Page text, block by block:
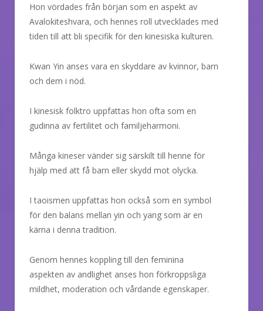
Hon vördades från början som en aspekt av
Avalokiteshvara, och hennes roll utvecklades med
tiden till att bli specifik för den kinesiska kulturen.
Kwan Yin anses vara en skyddare av kvinnor, barn
och dem i nöd.
I kinesisk folktro uppfattas hon ofta som en
gudinna av fertilitet och familjeharmoni.
Många kineser vänder sig särskilt till henne för
hjälp med att få barn eller skydd mot olycka.
I taoismen uppfattas hon också som en symbol
för den balans mellan yin och yang som är en
kärna i denna tradition.
Genom hennes koppling till den feminina
aspekten av andlighet anses hon förkroppsliga
mildhet, moderation och vårdande egenskaper.